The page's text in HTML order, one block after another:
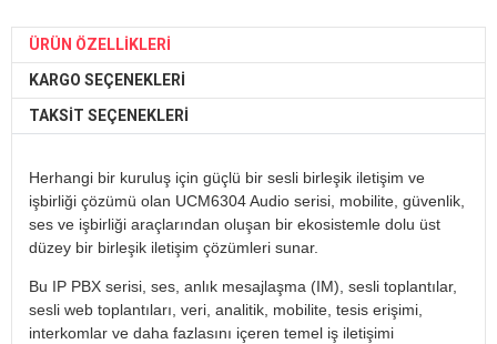
ÜRÜN ÖZELLIKLERI
KARGO SEÇENEKLERI
TAKSIT SEÇENEKLERI
Herhangi bir kuruluş için güçlü bir sesli birleşik iletişim ve
işbirliği çözümü olan UCM6304 Audio serisi, mobilite, güvenlik,
ses ve işbirliği araçlarından oluşan bir ekosistemle dolu üst
düzey bir birleşik iletişim çözümleri sunar.
Bu IP PBX serisi, ses, anlık mesajlaşma (IM), sesli toplantılar,
sesli web toplantıları, veri, analitik, mobilite, tesis erişimi,
interkomlar ve daha fazlasını içeren temel iş iletişimi